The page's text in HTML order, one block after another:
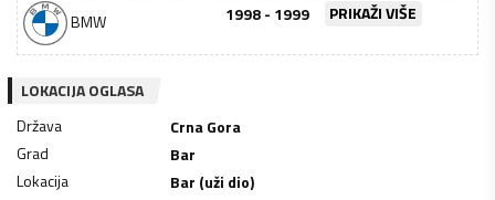
BMW 1998 - 1999 PRIKAŽI VIŠE
LOKACIJA OGLASA
Država
Crna Gora
Grad
Bar
Lokacija
Bar (uži dio)